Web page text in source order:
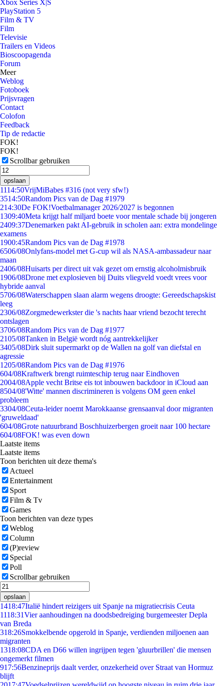
Xbox Series X|S
PlayStation 5
Film & TV
Film
Televisie
Trailers en Videos
Bioscoopagenda
Forum
Meer
Weblog
Fotoboek
Prijsvragen
Contact
Colofon
Feedback
Tip de redactie
FOK!
FOK!
Scrollbar gebruiken
opslaan
1114:50VrijMiBabes #316 (not very sfw!)
3514:50Random Pics van de Dag #1979
214:30De FOK!Voetbalmanager 2026/2027 is begonnen
1309:40Meta krijgt half miljard boete voor mentale schade bij jongeren
2409:37Denemarken pakt AI-gebruik in scholen aan: extra mondelinge
examens
1900:45Random Pics van de Dag #1978
6506/08Onlyfans-model met G-cup wil als NASA-ambassadeur naar
maan
2406/08Huisarts per direct uit vak gezet om ernstig alcoholmisbruik
1906/08Drone met explosieven bij Duits vliegveld voedt vrees voor
hybride aanval
5706/08Waterschappen slaan alarm wegens droogte: Gereedschapskist
leeg
2306/08Zorgmedewerkster die 's nachts haar vriend bezocht terecht
ontslagen
3706/08Random Pics van de Dag #1977
2105/08Tanken in België wordt nóg aantrekkelijker
3405/08Dirk sluit supermarkt op de Wallen na golf van diefstal en
agressie
1205/08Random Pics van de Dag #1976
604/08Kraftwerk brengt ruimteschip terug naar Eindhoven
2004/08Apple vecht Britse eis tot inbouwen backdoor in iCloud aan
8504/08'Witte' mannen discrimineren is volgens OM geen enkel
probleem
3304/08Ceuta-leider noemt Marokkaanse grensaanval door migranten
'gruweldaad'
604/08Grote natuurbrand Boschhuizerbergen groeit naar 100 hectare
604/08FOK! was even down
Laatste items
Laatste items
Toon berichten uit deze thema's
Actueel
Entertainment
Sport
Film & Tv
Games
Toon berichten van deze types
Weblog
Column
(P)review
Special
Poll
Scrollbar gebruiken
opslaan
1418:47Italië hindert reizigers uit Spanje na migratiecrisis Ceuta
1118:31Vier aanhoudingen na doodsbedreiging burgemeester Depla
van Breda
318:26Smokkelbende opgerold in Spanje, verdienden miljoenen aan
migranten
1318:08CDA en D66 willen ingrijpen tegen 'gluurbrillen' die mensen
ongemerkt filmen
917:56Benzineprijs daalt verder, onzekerheid over Straat van Hormuz
blijft